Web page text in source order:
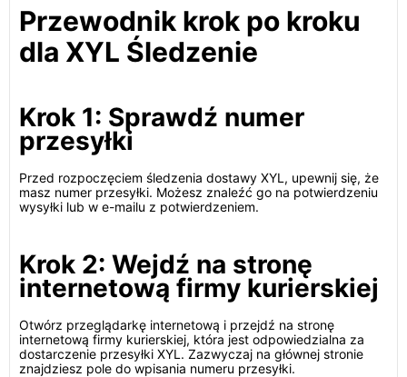
Przewodnik krok po kroku
dla XYL Śledzenie
Krok 1: Sprawdź numer
przesyłki
Przed rozpoczęciem śledzenia dostawy XYL, upewnij się, że
masz numer przesyłki. Możesz znaleźć go na potwierdzeniu
wysyłki lub w e-mailu z potwierdzeniem.
Krok 2: Wejdź na stronę
internetową firmy kurierskiej
Otwórz przeglądarkę internetową i przejdź na stronę
internetową firmy kurierskiej, która jest odpowiedzialna za
dostarczenie przesyłki XYL. Zazwyczaj na głównej stronie
znajdziesz pole do wpisania numeru przesyłki.